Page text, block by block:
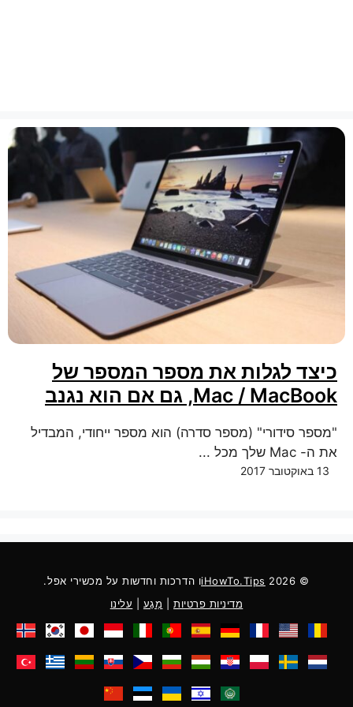
כיצד לגלות את מספר המספר של
Mac / MacBook, גם אם הוא נגנב
"מספר סידורי" (מספר סדרה) הוא מספר ייחודי, המבדיל
את ה- Mac שלך מכל ...
13 באוקטובר 2017
© 2026
iHowTo.Tipsו הדרכות וחדשות על מכשירי אפל.
מדיניות פרטיות
מַגָע עלינו